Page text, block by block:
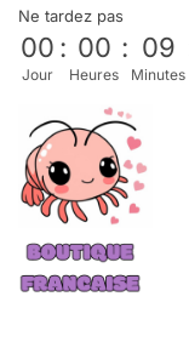
Ne tardez pas
00
Jour
: 00
Heures
: 09
Minutes